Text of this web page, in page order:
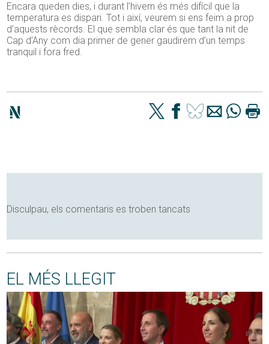
Encara queden dies, i durant l’hivern és més difícil que la
temperatura es dispari. Tot i així, veurem si ens feim a prop
d’aquests rècords. El que sembla clar és que tant la nit de
Cap d’Any com dia primer de gener gaudirem d’un temps
tranquil i fora fred.
Disculpau, els comentaris es troben tancats
EL MÉS LLEGIT